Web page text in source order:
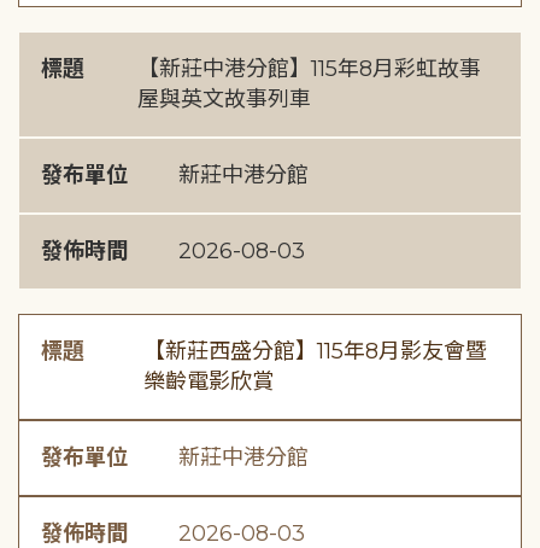
標題
【新莊中港分館】115年8月彩虹故事
屋與英文故事列車
發布單位 新莊中港分館
發佈時間 2026-08-03
標題
【新莊西盛分館】115年8月影友會暨
樂齡電影欣賞
發布單位 新莊中港分館
發佈時間 2026-08-03